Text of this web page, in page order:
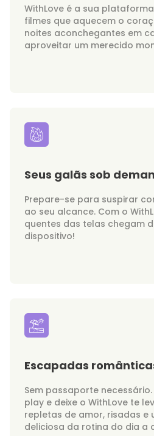
WithLove é a sua
filmes que aquecem o
noites aconchegantes em
aproveitar um merecido
Seus galãs sob
Prepare-se para suspirar
ao seu alcance. Com o
quentes das telas chegam
dispositivo!
Escapadas
Sem passaporte
play e deixe o WithLove te
repletas de amor, risadas e
deliciosa da rotina do dia a